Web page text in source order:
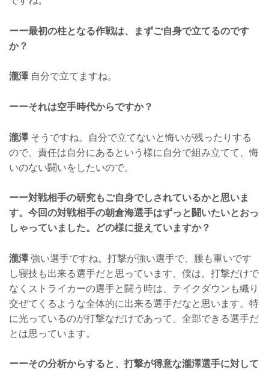
ーー最初の柱となる作戦は、まずご自身で立てるのです
か？
瀧澤自分で立てますね。
ーーそれは空手時代からですか？
瀧澤そうですね。自分で立てないと悔いが残ったりする
ので、責任は自分にあるという様に自分で組み立てて、悔
いのない闘いをしたいので。
ーー対戦相手の研究もご自身でしされているかと思いま
す。今回の対戦相手の朝倉海選手はずっと闘いたいとおっ
しゃっていました。どの様に捉えていますか？
瀧澤強い選手ですね。打撃が強い選手で、腰も重いです
し寝技も出来る選手だと思っています、僕は。打撃だけで
なくストライカーの選手と闘う時は、テイクダウンも織り
交ぜてくるような全体的に出来る選手だなと思います。特
に光っているのが打撃なだけであって、全部できる選手だ
とは思っています。
ーーその分析からすると、打撃が得意な瀧澤選手に対して